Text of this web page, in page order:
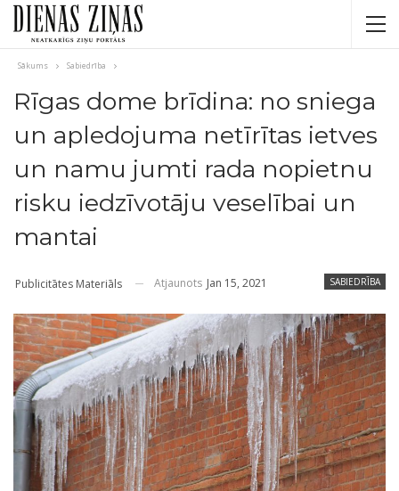
Sākums Sabiedrība
Rīgas dome brīdina: no sniega
un apledojuma netīrītas ietves
un namu jumti rada nopietnu
risku iedzīvotāju veselībai un
mantai
SABIEDRĪBA
Publicitātes Materiāls Atjaunots Jan 15, 2021